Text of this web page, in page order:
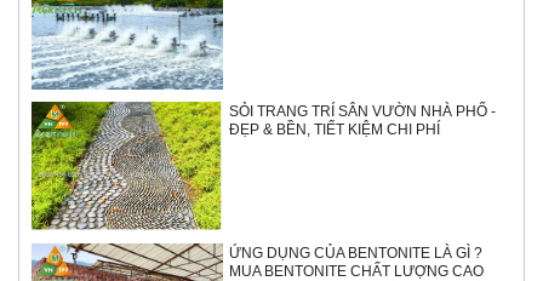
SỎI TRANG TRÍ SÂN VƯỜN NHÀ PHỐ -
ĐẸP & BỀN, TIẾT KIỆM CHI PHÍ
ỨNG DỤNG CỦA BENTONITE LÀ GÌ ?
MUA BENTONITE CHẤT LƯỢNG CAO